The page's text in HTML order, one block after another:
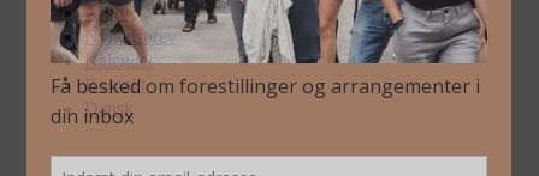
Arkiv
Nyhedsbrev
Kalender
Kontakt
Dansk